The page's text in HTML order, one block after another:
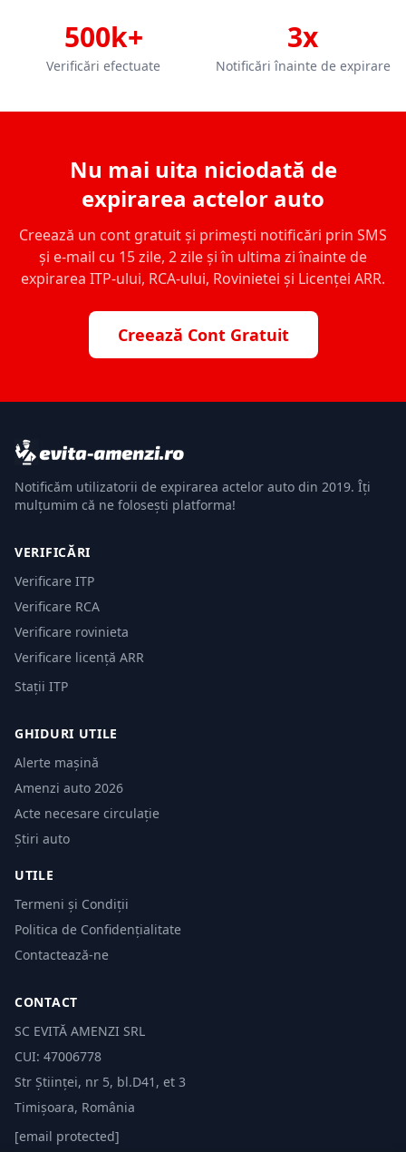
500k+
Verificări efectuate
3x
Notificări înainte de expirare
Nu mai uita niciodată de
expirarea actelor auto
Creează un cont gratuit și primești notificări prin SMS
și e-mail cu 15 zile, 2 zile și în ultima zi înainte de
expirarea ITP-ului, RCA-ului, Rovinietei și Licenței ARR.
Creează Cont Gratuit
Notificăm utilizatorii de expirarea actelor auto din 2019. Îți
mulțumim că ne folosești platforma!
VERIFICĂRI
Verificare ITP
Verificare RCA
Verificare rovinieta
Verificare licență ARR
Stații ITP
GHIDURI UTILE
Alerte mașină
Amenzi auto 2026
Acte necesare circulație
Știri auto
UTILE
Termeni și Condiții
Politica de Confidențialitate
Contactează-ne
CONTACT
SC EVITĂ AMENZI SRL
CUI: 47006778
Str Științei, nr 5, bl.D41, et 3
Timișoara, România
[email protected]